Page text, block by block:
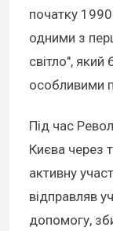
початку
одними з
світло",
особливими
Під час
Києва через
активну
відправляв
допомогу,